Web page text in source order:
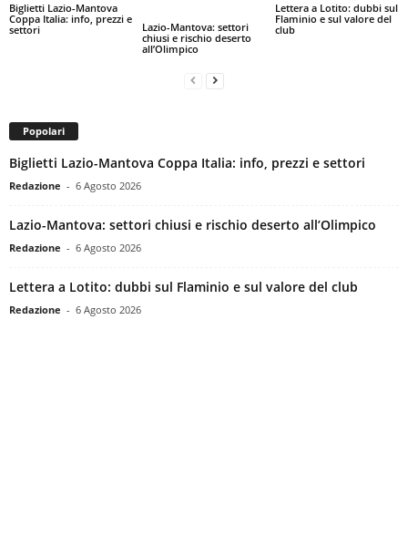
Biglietti Lazio-Mantova
Coppa Italia: info, prezzi e
settori
Lazio-Mantova: settori
chiusi e rischio deserto
all’Olimpico
Lettera a Lotito: dubbi sul
Flaminio e sul valore del
club
Popolari
Biglietti Lazio-Mantova Coppa Italia: info, prezzi e settori
Redazione - 6 Agosto 2026
Lazio-Mantova: settori chiusi e rischio deserto all’Olimpico
Redazione - 6 Agosto 2026
Lettera a Lotito: dubbi sul Flaminio e sul valore del club
Redazione - 6 Agosto 2026